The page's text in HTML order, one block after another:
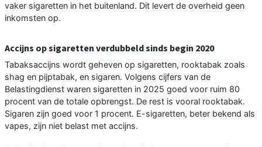
vaker sigaretten in het buitenland. Dit levert de overheid geen
inkomsten op.
Accijns op sigaretten verdubbeld sinds begin 2020
Tabaksaccijns wordt geheven op sigaretten, rooktabak zoals
shag en pijptabak, en sigaren. Volgens cijfers van de
Belastingdienst waren sigaretten in 2025 goed voor ruim 80
procent van de totale opbrengst. De rest is vooral rooktabak.
Sigaren zijn goed voor 1 procent. E-sigaretten, beter bekend als
vapes, zijn niet belast met accijns.